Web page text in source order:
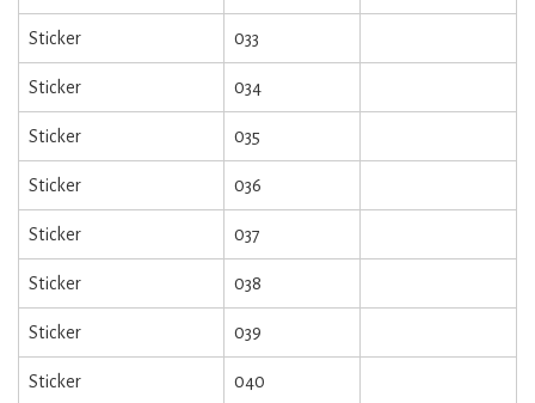
Sticker 033
Sticker 034
Sticker 035
Sticker 036
Sticker 037
Sticker 038
Sticker 039
Sticker 040